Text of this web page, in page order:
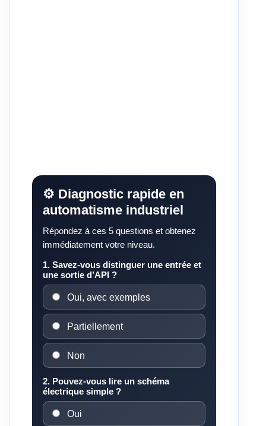
⚙️ Diagnostic rapide en
automatisme industriel
Répondez à ces 5 questions et obtenez
immédiatement votre niveau.
1. Savez-vous distinguer une entrée et
une sortie d’API ?
Oui, avec exemples
Partiellement
Non
2. Pouvez-vous lire un schéma
électrique simple ?
Oui